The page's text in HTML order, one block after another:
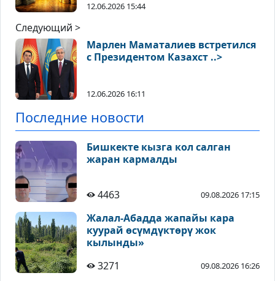
12.06.2026 15:44
Следующий >
Марлен Маматалиев встретился
с Президентом Казахст ..>
12.06.2026 16:11
Последние новости
Бишкекте кызга кол салган
жаран кармалды
4463 09.08.2026 17:15
Жалал-Абадда жапайы кара
куурай өсүмдүктөрү жок
кылынды»
3271
09.08.2026 16:26